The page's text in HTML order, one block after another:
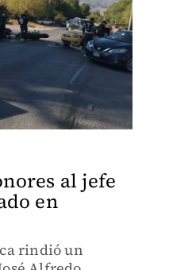
al jefe
en
rindió un